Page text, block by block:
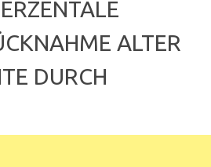
ALTER
DURCH